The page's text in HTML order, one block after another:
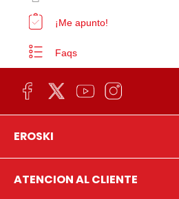
¡Me apunto!
Faqs
EROSKI
ATENCION AL CLIENTE